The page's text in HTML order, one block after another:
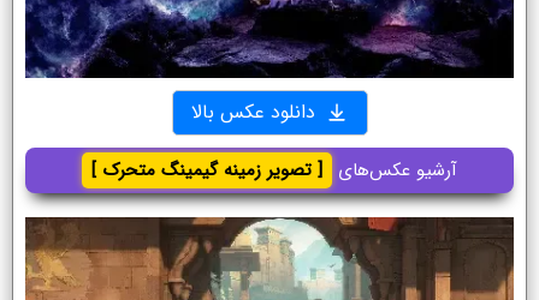
دانلود عکس بالا
آرشیو عکس‌های [ تصویر زمینه گیمینگ متحرک ]